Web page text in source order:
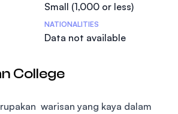
Small (1,000 or less)
NATIONALITIES
Data not available
College
warisan yang kaya dalam